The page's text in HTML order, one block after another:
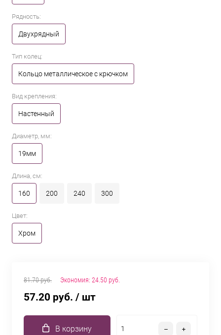
Рядность:
Двухрядный
Тип колец:
Кольцо металлическое с крючком
Вид крепления:
Настенный
Диаметр, мм:
19мм
Длина, см:
160 200 240 300
Цвет:
Хром
81.70 руб. Экономия: 24.50 руб.
57.20 руб. / шт
В корзину